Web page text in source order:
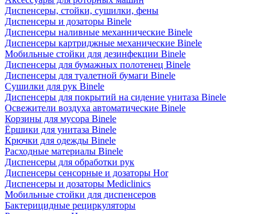
Диспенсеры, стойки, сушилки, фены
Диспенсеры и дозаторы Binele
Диспенсеры наливные механнические Binele
Диспенсеры картриджные механические Binele
Мобильные стойки для дезинфекции Binele
Диспенсеры для бумажных полотенец Binele
Диспенсеры для туалетной бумаги Binele
Сушилки для рук Binele
Диспенсеры для покрытий на сидение унитаза Binele
Освежители воздуха автоматические Binele
Корзины для мусора Binele
Ёршики для унитаза Binele
Крючки для одежды Binele
Расходные материалы Binele
Диспенсеры для обработки рук
Диспенсеры сенсорные и дозаторы Hor
Диспенсеры и дозаторы Mediclinics
Мобильные стойки для диспенсеров
Бактерицидные рециркуляторы